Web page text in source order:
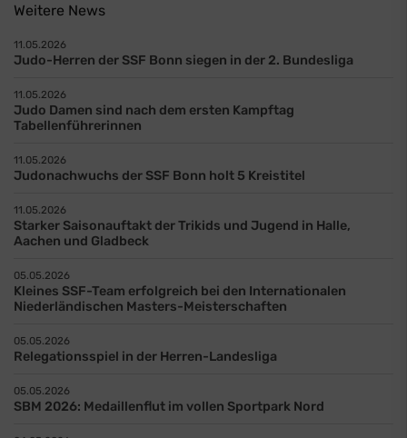
Weitere News
11.05.2026
Judo-Herren der SSF Bonn siegen in der 2. Bundesliga
11.05.2026
Judo Damen sind nach dem ersten Kampftag
Tabellenführerinnen
11.05.2026
Judonachwuchs der SSF Bonn holt 5 Kreistitel
11.05.2026
Starker Saisonauftakt der Trikids und Jugend in Halle,
Aachen und Gladbeck
05.05.2026
Kleines SSF-Team erfolgreich bei den Internationalen
Niederländischen Masters-Meisterschaften
05.05.2026
Relegationsspiel in der Herren-Landesliga
05.05.2026
SBM 2026: Medaillenflut im vollen Sportpark Nord